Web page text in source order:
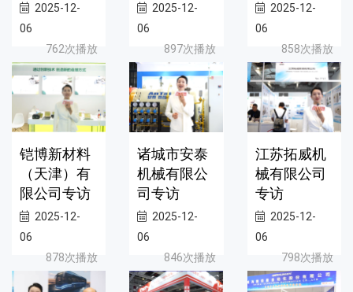
2025-12-
06
762次播放
2025-12-
06
897次播放
2025-12-
06
858次播放
铠博新材料
（天津）有
限公司专访
2025-12-
06
878次播放
诸城市安泰
机械有限公
司专访
2025-12-
06
846次播放
江苏拓威机
械有限公司
专访
2025-12-
06
798次播放